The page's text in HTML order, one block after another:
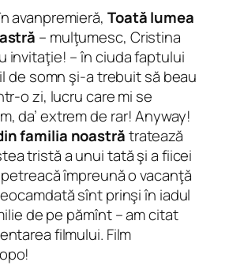
avanpremieră, Toată lumea
– mulţumesc, Cristina
invitaţie! – în ciuda faptului
de somn şi-a trebuit să beau
o zi, lucru care mi se
da’ extrem de rar! Anyway!
familia noastrătratează
tristă a unui tată şi a fiicei
împreună o vacanţă
sînt prinşi în iadul
de pe pămînt– am citat
filmului. Film